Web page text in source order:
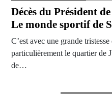
Décès du Président
Le monde sportif de
C’est avec une grande
particulièrement le quartier de
de…